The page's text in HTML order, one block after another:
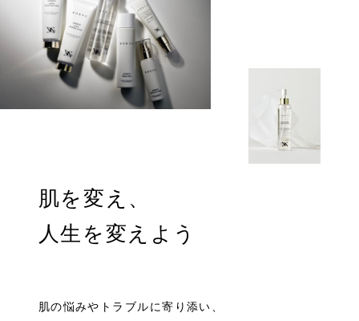
肌を変え、
人生を変えよう
肌の悩みやトラブルに寄り添い、